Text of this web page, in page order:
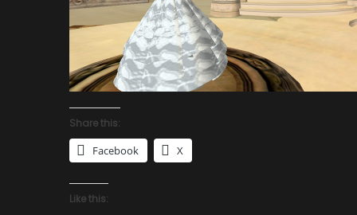
Share this:
Facebook X
Like this: